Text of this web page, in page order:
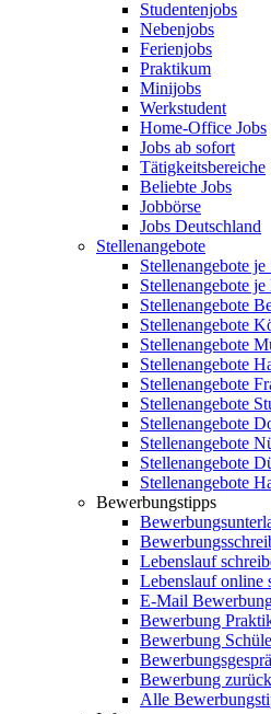
Studentenjobs
Nebenjobs
Ferienjobs
Praktikum
Minijobs
Werkstudent
Home-Office Jobs
Jobs ab sofort
Tätigkeitsbereiche
Beliebte Jobs
Jobbörse
Jobs Deutschland
Stellenangebote
Stellenangebote je
Stellenangebote
Stellenangebote
Stellenangebote
Stellenangebote
Stellenangebote
Stellenangebote
Stellenangebote
Stellenangebote
Stellenangebote
Stellenangebote
Stellenangebote
Bewerbungstipps
Lebenslauf
Lebenslauf online
E-Mail
Bewerbung
Bewerbung
Bewerbung
Alle